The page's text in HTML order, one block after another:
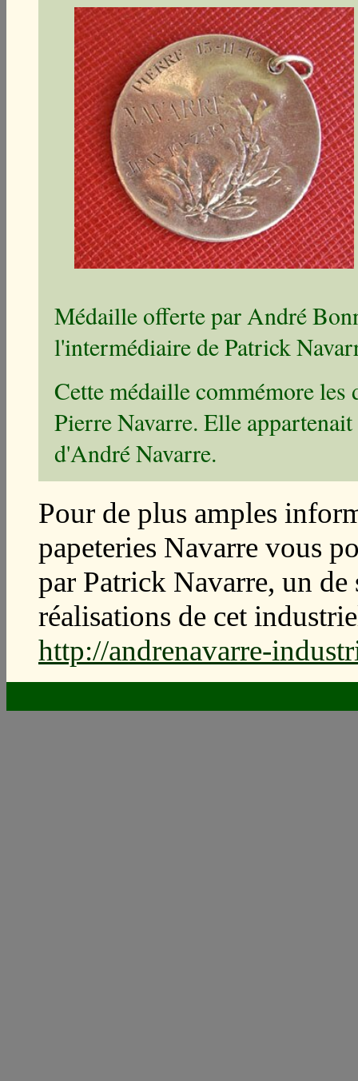
Médaille offerte par André
l'intermédiaire de Patrick
Cette médaille commémore les
Pierre Navarre. Elle
d'André Navarre.
Pour de plus amples
papeteries Navarre vous
par Patrick Navarre, un
réalisations de cet
http://andrenavarre-